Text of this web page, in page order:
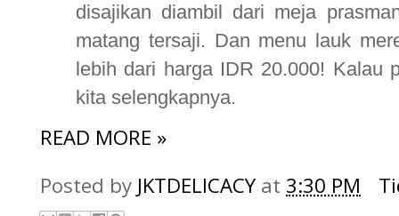
disajikan diambil dari meja
matang tersaji. Dan menu lauk
lebih dari harga IDR 20.000! Kalau
kita selengkapnya.
READ MORE »
Posted by JKTDELICACY at 3:30 PM